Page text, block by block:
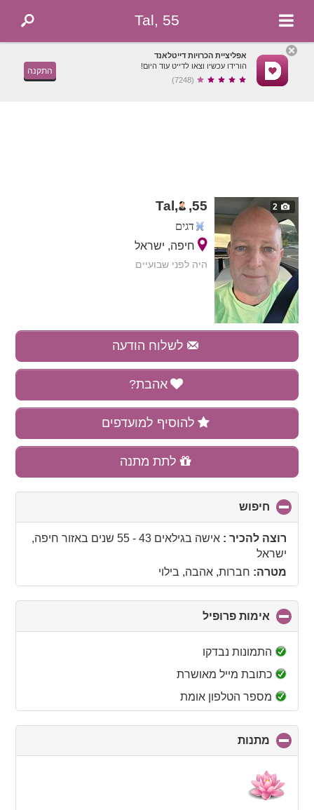
Tal, 55
אפליציית הכרויות דייטלאנד
הורידו עכשיו וצאו לדייט עוד היום!
(7248)
התקנה
2
Tal, ,55
דגים
חיפה, ישראל
היה לפני שבועיים
לשלוח הודעה
אהבת?
להוסיף למועדפים
לתת מתנה
חיפוש
to
collapseרוצה להכיר :אישה בגילאים 43 - 55 שנים באזור חיפה,
ישראל
מטרה: חברות, אהבה, בילוי
אימות פרופיל
to
התמונות נבדקו
כתובת מייל מאושרת
מספר הטלפון אומת
מתנות
to